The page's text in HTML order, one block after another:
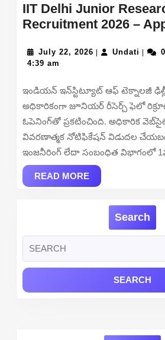
IIT Delhi Junior
Recruitment 2026 –
July 22, 2026 July
| Undati Undati
|
4:39 am
ఇండియన్ ఇన్‌స్టిట్యూట్ ఆఫ్ టెక్నాలజీ ఢిల్లీ
అధికారికంగా జూనియర్ రీసెర్చ్ ఫెలో
ఓపెనింగ్‌తో ప్రకటించింది. అధికారిక
వివరణాత్మక నోటిఫికేషన్ విడుదల
ఇంజనీరింగ్ లేదా సంబంధిత విభాగంలో
READ MOREREAD
MORE
Search
for: